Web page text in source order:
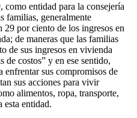
, como entidad para la consejería
familias, generalmente
29 por ciento de los ingresos en
de maneras que las familias
de sus ingresos en vivienda
de costos” y en ese sentido,
sus compromisos de
sus acciones para vivir
alimentos, ropa, transporte,
esta entidad.